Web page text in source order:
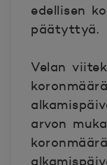
edellisen
päätyttyä.
Velan
arvon